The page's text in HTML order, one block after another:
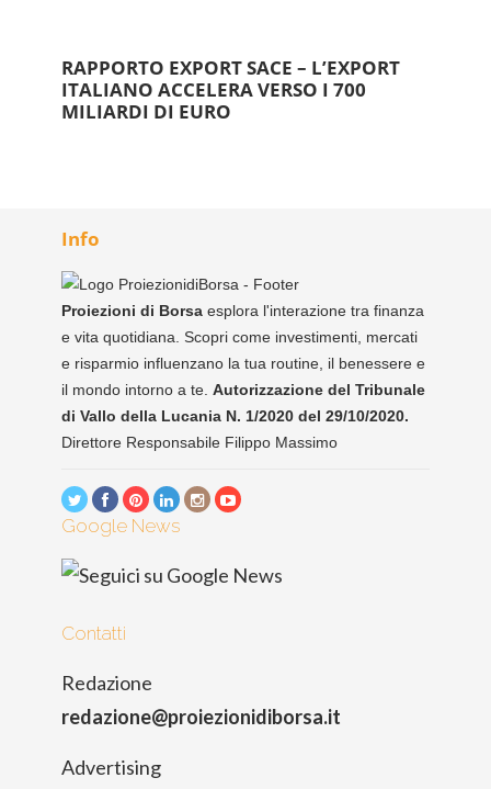
RAPPORTO EXPORT SACE – L’EXPORT
ITALIANO ACCELERA VERSO I 700
MILIARDI DI EURO
Info
Proiezioni di Borsa esplora l'interazione tra finanza
e vita quotidiana. Scopri come investimenti, mercati
e risparmio influenzano la tua routine, il benessere e
il mondo intorno a te. Autorizzazione del Tribunale
di Vallo della Lucania N. 1/2020 del 29/10/2020.
Direttore Responsabile Filippo Massimo
Google News
Contatti
Redazione
redazione@proiezionidiborsa.it
Advertising